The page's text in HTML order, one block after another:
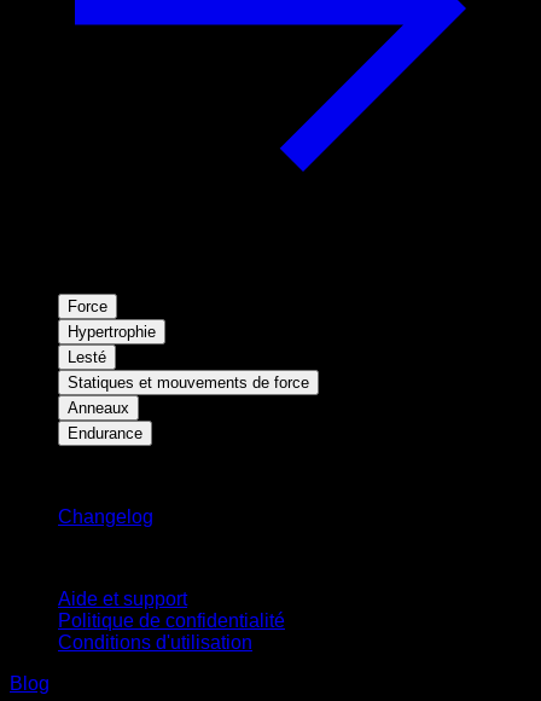
Force
Hypertrophie
Lesté
Statiques et mouvements de force
Anneaux
Endurance
Changelog
Aide et support
Politique de confidentialité
Conditions d'utilisation
Blog